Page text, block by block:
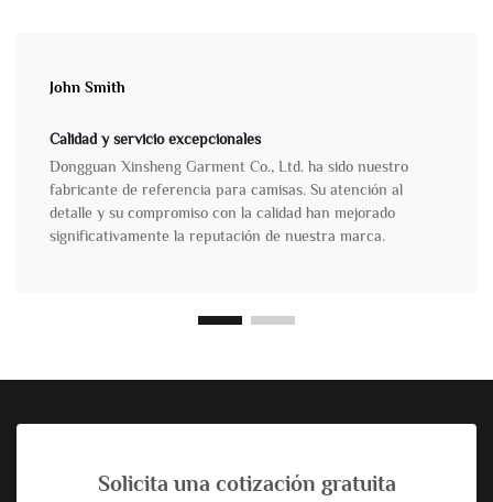
John Smith
Calidad y servicio excepcionales
Dongguan Xinsheng Garment Co., Ltd. ha sido nuestro
fabricante de referencia para camisas. Su atención al
detalle y su compromiso con la calidad han mejorado
significativamente la reputación de nuestra marca.
Solicita una cotización gratuita